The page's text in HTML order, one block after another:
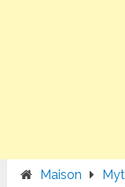
Maison